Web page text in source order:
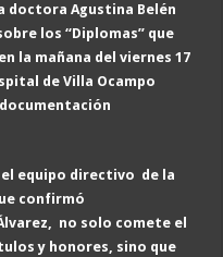
doctora Agustina Belén
los “Dip lomas” que
la mañana del viernes 17
de Villa Ocampo
equipo directivo de la
confirmó
no solo comete el
y honores, sino que